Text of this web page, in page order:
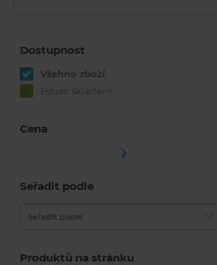
Dostupnost
Všehno zboží
Pouze skladem
Cena
Seřadit podle
Seřadit podle
Produktů na stránku